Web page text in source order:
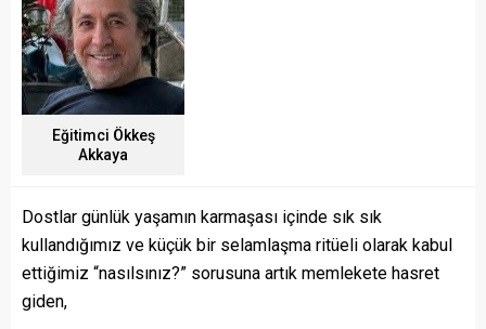
Eğitimci Ökkeş
Akkaya
Dostlar günlük yaşamın karmaşası içinde sık sık
kullandığımız ve küçük bir selamlaşma ritüeli olarak kabul
ettiğimiz “nasılsınız?” sorusuna artık memlekete hasret
giden,